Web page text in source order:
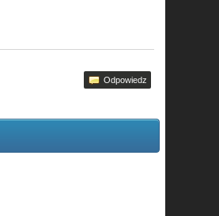
Odpowiedz